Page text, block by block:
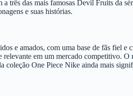
três das mais famosas Devil Fruits
e suas histórias.
e amados, com uma base de fãs fiel e
em um mercado competitivo.
coleção One Piece Nike ainda mais